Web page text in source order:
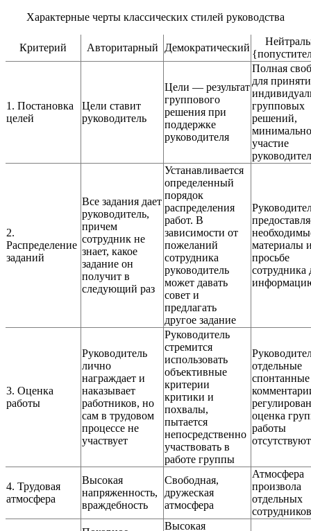
Характерные черты классических стилей руководства
Критерий Авторитарный Демократический
1. Постановка
целей
Цели ставит
руководитель
Цели — результат
группового
решения при
поддержке
руководителя
Полная
для
групповых
решений,
участие
2.
Распределение
заданий
Все задания дает
руководитель,
причем
сотрудник не
знает, какое
задание он
получит в
следующий раз
Устанавливается
определенный
порядок
распределения
работ. В
зависимости от
пожеланий
сотрудника
руководитель
может давать
совет и
предлагать
другое задание
материалы
просьбе
сотрудника
3. Оценка
работы
Руководитель
лично
награждает и
наказывает
работников, но
сам в трудовом
процессе не
участвует
Руководитель
стремится
использовать
объективные
критерии
критики и
похвалы,
пытается
непосредственно
участвовать в
работе группы
отдельные
спонтанные
оценка
работы
отсутствуют
4. Трудовая
атмосфера
Высокая
напряженность,
враждебность
Свободная,
дружеская
атмосфера
Атмосфера
произвола
отдельных
сотрудников
Высокая